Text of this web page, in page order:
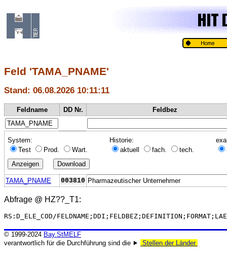
Feld 'TAMA_PNAME'
Stand: 06.08.2026 10:11:11
Feldname DD Nr. Feldbez
System:
Test
Prod. Wart.
Historie:
aktuell
fach. tech.
TAMA_PNAME 003810 Pharmazeutischer Unternehmer
Abfrage @ HZ??_T1:
RS:D_ELE_COD/
© 1999-2024 Bay.StMELF
verantwortlich für die Durchführung sind die ⯈
Stellen der Länder